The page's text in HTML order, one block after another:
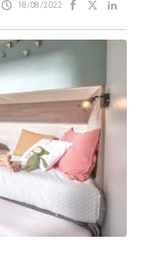
18/08/2022